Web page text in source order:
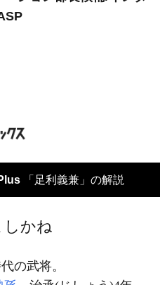
「足利義兼」の解説
かね
の武将。